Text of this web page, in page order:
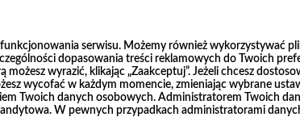
serwisu. Możemy również wykorzystywać
dopasowania treści reklamowych do Twoich
wyrazić, klikając „Zaakceptuj”. Jeżeli chcesz
wycofać w każdym momencie, zmieniając wybrane
Twoich danych osobowych. Administratorem Twoich
W pewnych przypadkach administratorami